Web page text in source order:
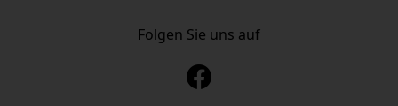
Folgen Sie uns auf